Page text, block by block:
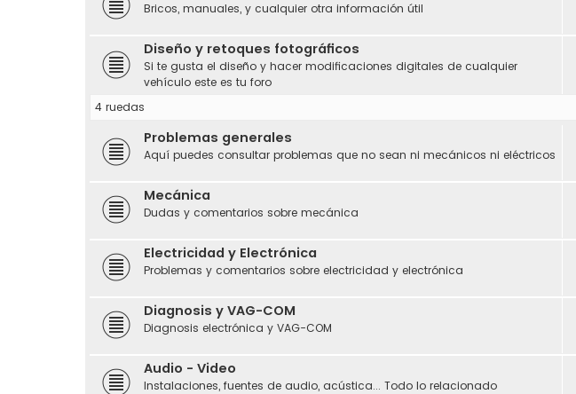
Bricos, manuales, y cualquier otra información útil
Diseño y retoques fotográficos
Si te gusta el diseño y hacer modificaciones digitales de cualquier
vehículo este es tu foro
4 ruedas
Problemas generales
Aquí puedes consultar problemas que no sean ni mecánicos ni eléctricos
Mecánica
Dudas y comentarios sobre mecánica
Electricidad y Electrónica
Problemas y comentarios sobre electricidad y electrónica
Diagnosis y VAG-COM
Diagnosis electrónica y VAG-COM
Audio - Video
Instalaciones, fuentes de audio, acústica... Todo lo relacionado